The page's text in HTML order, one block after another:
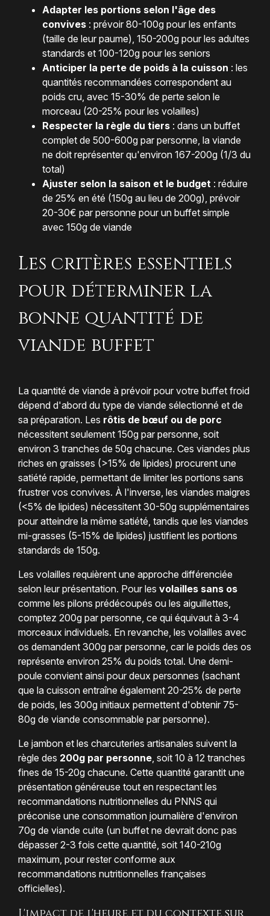
Adapter les portions selon l'âge des
convives: prévoir 80-100g pour les enfants
(taille de leur paume), 150-200g pour les adultes
standards et 100-120g pour les seniors
Anticiper la perte de poids à la cuisson : les
quantités recommandées correspondent au
poids cru, avec 15-30% de perte selon le
morceau (20-25% pour les volailles)
Respecter la règle du tiers: dans un buffet
complet de 500-600g par personne, la viande
ne doit représenter qu'environ 167-200g (1/3 du
total)
Ajuster selon la saison et le budget : réduire
de 25% en été (150g au lieu de 200g), prévoir
20-30€ par personne pour un buffet simple
avec 150g de viande
Les critères essentiels
pour déterminer la
bonne quantité de
viande buffet
La quantité de viande à prévoir pour votre buffet froid
dépend d'abord du type de viande sélectionné et de
sa préparation. Les rôtis de bœuf ou de porc
nécessitent seulement 150g par personne, soit
environ 3 tranches de 50g chacune. Ces viandes plus
riches en graisses (>15% de lipides) procurent une
satiété rapide, permettant de limiter les portions sans
frustrer vos convives. À l'inverse, les viandes maigres
(<5% de lipides) nécessitent 30-50g supplémentaires
pour atteindre la même satiété, tandis que les viandes
mi-grasses (5-15% de lipides) justifient les portions
standards de 150g.
Les volailles requièrent une approche différenciée
selon leur présentation. Pour les volailles sans os
comme les pilons prédécoupés ou les aiguillettes,
comptez 200g par personne, ce qui équivaut à 3-4
morceaux individuels. En revanche, les volailles avec
os demandent 300g par personne, car le poids des os
représente environ 25% du poids total. Une demi-
poule convient ainsi pour deux personnes (sachant
que la cuisson entraîne également 20-25% de perte
de poids, les 300g initiaux permettent d'obtenir 75-
80g de viande consommable par personne).
Le jambon et les charcuteries artisanales suivent la
règle des 200g par personne, soit 10 à 12 tranches
fines de 15-20g chacune. Cette quantité garantit une
présentation généreuse tout en respectant les
recommandations nutritionnelles du PNNS qui
préconise une consommation journalière d'environ
70g de viande cuite (un buffet ne devrait donc pas
dépasser 2-3 fois cette quantité, soit 140-210g
maximum, pour rester conforme aux
recommandations nutritionnelles françaises
officielles).